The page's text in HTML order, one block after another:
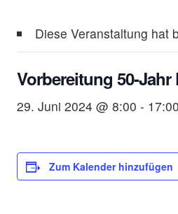
Diese Veranstaltung hat
Vorbereitung 50-Jahr
29. Juni 2024 @ 8:00 - 17:00
Zum Kalender hinzufügen